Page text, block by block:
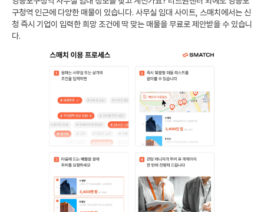
구청역 인근에 다양한 매물이 있습니다. 사무실 임대 사이트, 스매치에서는 신
청 즉시 기업이 입력한 희망 조건에 딱 맞는 매물을 무료로 제안받을 수 있습니
다.